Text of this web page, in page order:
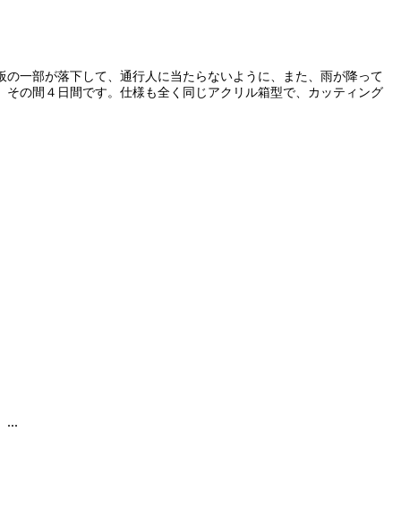
一部が落下して、通行人に当たらないように、また、雨が降って
の間４日間です。仕様も全く同じアクリル箱型で、カッティング
...